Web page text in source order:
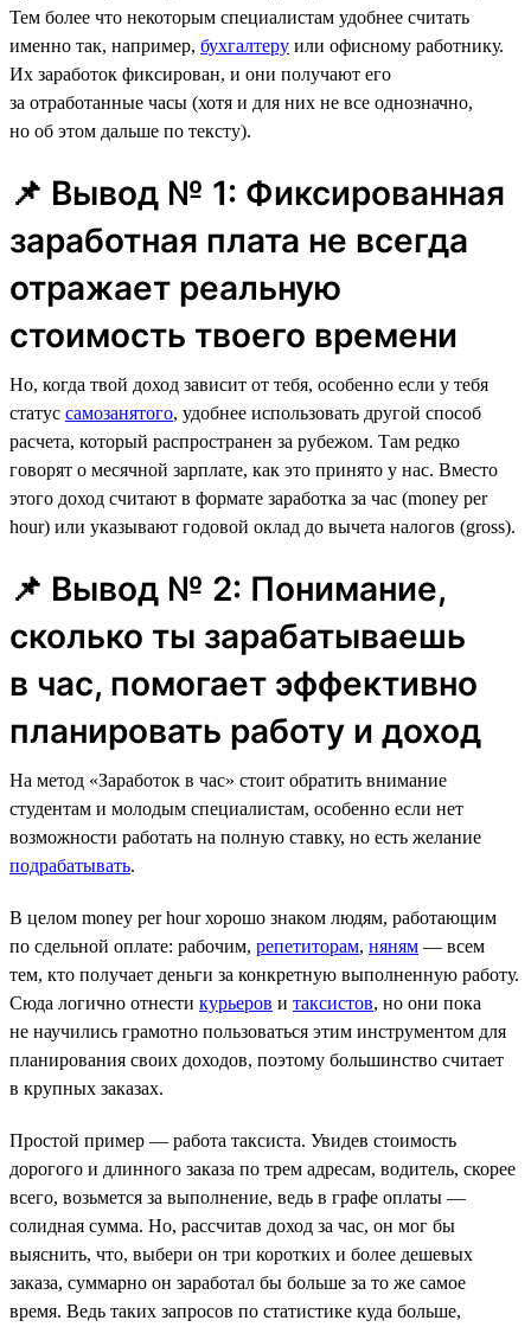
Тем более что некоторым специалистам удобнее считать
именно так, например, бухгалтеру или офисному работнику.
Их заработок фиксирован, и они получают его
за отработанные часы (хотя и для них не все однозначно,
но об этом дальше по тексту).
📌 Вывод № 1: Фиксированная
заработная плата не всегда
отражает реальную
стоимость твоего времени
Но, когда твой доход зависит от тебя, особенно если у тебя
статус самозанятого, удобнее использовать другой способ
расчета, который распространен за рубежом. Там редко
говорят о месячной зарплате, как это принято у нас. Вместо
этого доход считают в формате заработка за час (money per
hour) или указывают годовой оклад до вычета налогов (gross).
📌 Вывод № 2: Понимание,
сколько ты зарабатываешь
в час, помогает эффективно
планировать работу и доход
На метод «Заработок в час» стоит обратить внимание
студентам и молодым специалистам, особенно если нет
возможности работать на полную ставку, но есть желание
подрабатывать.
В целом money per hour хорошо знаком людям, работающим
по сдельной оплате: рабочим, репетиторам, няням — всем
тем, кто получает деньги за конкретную выполненную работу.
Сюда логично отнести курьеров и таксистов, но они пока
не научились грамотно пользоваться этим инструментом для
планирования своих доходов, поэтому большинство считает
в крупных заказах.
Простой пример — работа таксиста. Увидев стоимость
дорогого и длинного заказа по трем адресам, водитель, скорее
всего, возьмется за выполнение, ведь в графе оплаты —
солидная сумма. Но, рассчитав доход за час, он мог бы
выяснить, что, выбери он три коротких и более дешевых
заказа, суммарно он заработал бы больше за то же самое
время. Ведь таких запросов по статистике куда больше,